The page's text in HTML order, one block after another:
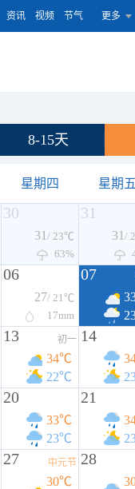
资讯 视频 节气 更多
8-15天
星期四 星期五
30
31 / 23℃
63%
31
31 /
06
27/ 21℃
17mm
07
13 初一
34℃
22℃
14
20
33℃
23℃
21
27 中元节
30℃
28